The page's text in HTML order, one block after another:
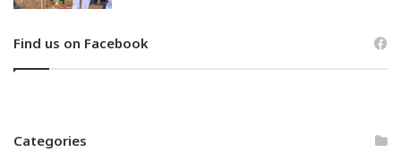
Find us on Facebook
Categories